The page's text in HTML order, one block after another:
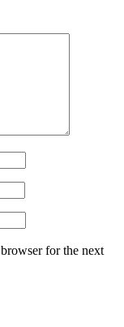
for the next